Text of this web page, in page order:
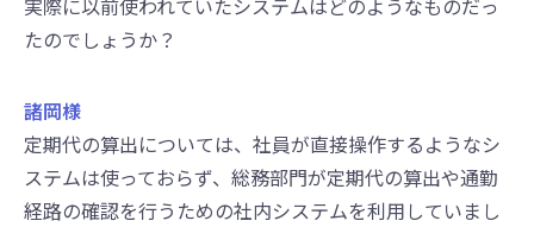
実際に以前使われていたシステムはどのようなものだっ
たのでしょうか？
諸岡様
定期代の算出については、社員が直接操作するようなシ
ステムは使っておらず、総務部門が定期代の算出や通勤
経路の確認を行うための社内システムを利用していまし